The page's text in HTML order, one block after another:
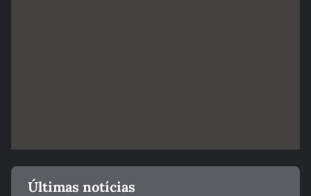
Últimas notícias